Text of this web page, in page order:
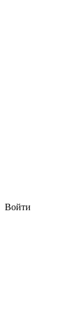
Войти